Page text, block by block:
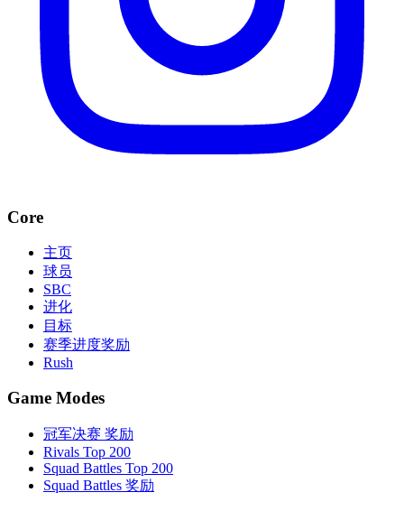
Core
主页
球员
SBC
进化
目标
赛季进度奖励
Rush
Game Modes
冠军决赛 奖励
Rivals Top 200
Squad Battles Top 200
Squad Battles 奖励